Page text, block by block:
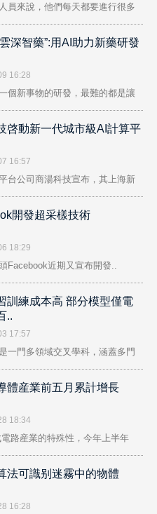
員來說，他們每天都要進行很多
深智藥”:用AI助力新藥研發
16:28
個新事物的研發，最難的都是讓
啓動新一代城市級AI計算平
16:57
台公司商湯科技宣布，其上海新
開發超采樣技術
18:29
Facebook近期又宣布開發..
訓練成本高 部分模型僅電
..
17:57
一門多領域交叉學科，涵蓋多門
體産業前五月累計增長
18:34
電路産業的特殊性，今年上半年
法可識别迷霧中的物體
16:28